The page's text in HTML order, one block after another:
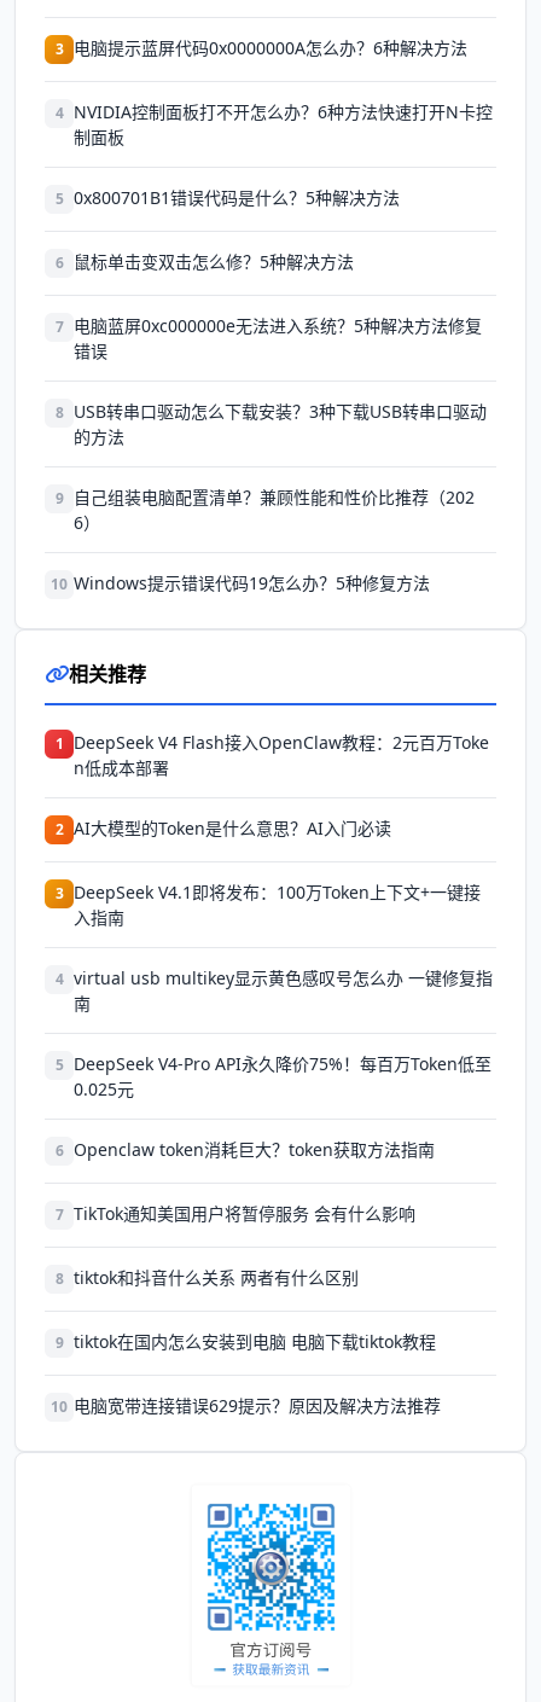
3 电脑提示蓝屏代码0x0000000A怎么办？6种解决方法
4 NVIDIA控制面板打不开怎么办？6种方法快速打开N卡控
制面板
5 0x800701B1错误代码是什么？5种解决方法
6 鼠标单击变双击怎么修？5种解决方法
7 电脑蓝屏0xc000000e无法进入系统？5种解决方法修复
错误
8 USB转串口驱动怎么下载安装？3种下载USB转串口驱动
的方法
9
自己组装电脑配置清单？兼顾性能和性价比推荐（202
6）
10 Windows提示错误代码19怎么办？5种修复方法
相关推荐
1
DeepSeek V4 Flash接入OpenClaw教程：2元百万Toke
n低成本部署
2 AI大模型的Token是什么意思？AI入门必读
3 DeepSeek V4.1即将发布：100万Token上下文+一键接
入指南
4 virtual usb multikey显示黄色感叹号怎么办 一键修复指
南
5 DeepSeek V4-Pro API永久降价75%！每百万Token低至
0.025元
6 Openclaw token消耗巨大？token获取方法指南
7 TikTok通知美国用户将暂停服务 会有什么影响
8 tiktok和抖音什么关系 两者有什么区别
9 tiktok在国内怎么安装到电脑 电脑下载tiktok教程
10 电脑宽带连接错误629提示？原因及解决方法推荐